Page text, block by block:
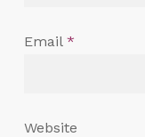
Email *
Website